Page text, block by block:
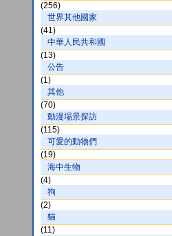
(256)
世界其他國家
(41)
中華人民共和國
(13)
公告
(1)
其他
(70)
動漫場景探訪
(115)
可愛的動物們
(19)
海中生物
(4)
狗
(2)
貓
(11)